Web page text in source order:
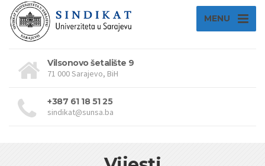
MENU
Vilsonovo šetalište 9
71 000 Sarajevo, BiH
+387 61 18 51 25
sindikat@sunsa.ba